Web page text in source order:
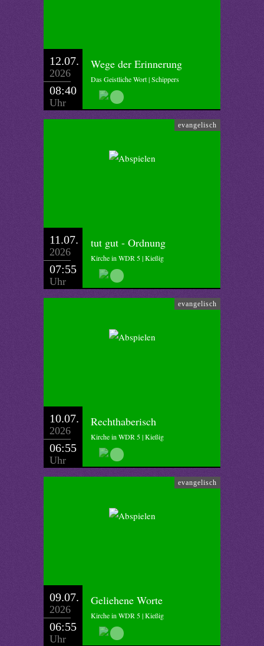
12.07.
2026
08:40
Uhr
Wege der Erinnerung
Das Geistliche Wort | Schippers
evangelisch
11.07.
2026
07:55
Uhr
tut gut - Ordnung
Kirche in WDR 5 | Kießig
evangelisch
10.07.
2026
06:55
Uhr
Rechthaberisch
Kirche in WDR 5 | Kießig
evangelisch
09.07.
2026
06:55
Uhr
Geliehene Worte
Kirche in WDR 5 | Kießig